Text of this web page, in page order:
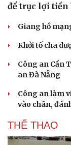
Du lịch
để trục lợi tiền
Giang hồ
Khởi tố cha
Công an Cần
an Đà Nẵng
Công an làm
vào chân,
THỂ THAO